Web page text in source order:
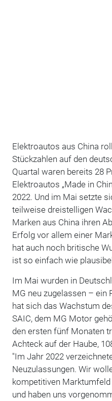
Elektroautos aus China
Stückzahlen auf den
Quartal waren bereits 28
Elektroautos „Made in
2022. Und im Mai setzte
teilweise dreistelligen
Marken aus China ihren
Erfolg vor allem einer
hat auch noch britische
ist so einfach wie
Im Mai wurden in
MG neu zugelassen – ein
hat sich das Wachstum
SAIC, dem MG Motor
den ersten fünf Monaten
Achteck auf der Haube,
"Im Jahr 2022
Neuzulassungen. Wir
kompetitiven
und haben uns